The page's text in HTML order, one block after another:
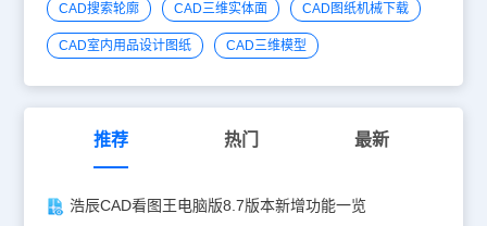
CAD搜索轮廓 CAD三维实体面 CAD图纸机械下载
CAD室内用品设计图纸 CAD三维模型
推荐 热门 最新
浩辰CAD看图王电脑版8.7版本新增功能一览